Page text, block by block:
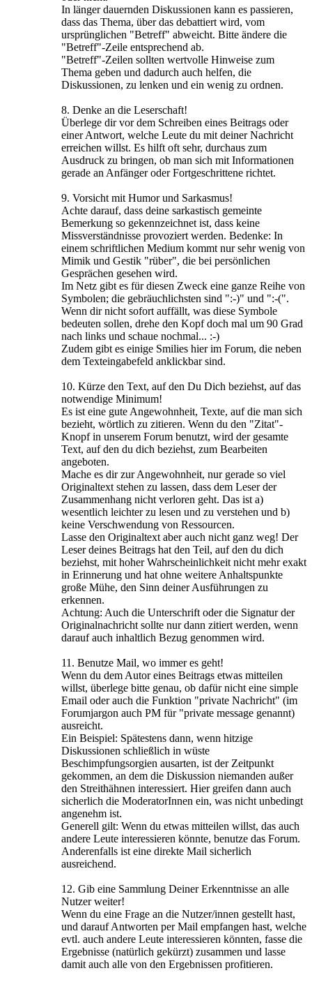
In länger dauernden Diskussionen kann es passieren,
dass das Thema, über das debattiert wird, vom
ursprünglichen "Betreff" abweicht. Bitte ändere die
"Betreff"-Zeile entsprechend ab.
"Betreff"-Zeilen sollten wertvolle Hinweise zum
Thema geben und dadurch auch helfen, die
Diskussionen, zu lenken und ein wenig zu ordnen.
8. Denke an die Leserschaft!
Überlege dir vor dem Schreiben eines Beitrags oder
einer Antwort, welche Leute du mit deiner Nachricht
erreichen willst. Es hilft oft sehr, durchaus zum
Ausdruck zu bringen, ob man sich mit Informationen
gerade an Anfänger oder Fortgeschrittene richtet.
9. Vorsicht mit Humor und Sarkasmus!
Achte darauf, dass deine sarkastisch gemeinte
Bemerkung so gekennzeichnet ist, dass keine
Missverständnisse provoziert werden. Bedenke: In
einem schriftlichen Medium kommt nur sehr wenig von
Mimik und Gestik "rüber", die bei persönlichen
Gesprächen gesehen wird.
Im Netz gibt es für diesen Zweck eine ganze Reihe von
Symbolen; die gebräuchlichsten sind ":-)" und ":-(".
Wenn dir nicht sofort auffällt, was diese Symbole
bedeuten sollen, drehe den Kopf doch mal um 90 Grad
nach links und schaue nochmal... :-)
Zudem gibt es einige Smilies hier im Forum, die neben
dem Texteingabefeld anklickbar sind.
10. Kürze den Text, auf den Du Dich beziehst, auf das
notwendige Minimum!
Es ist eine gute Angewohnheit, Texte, auf die man sich
bezieht, wörtlich zu zitieren. Wenn du den "Zitat"-
Knopf in unserem Forum benutzt, wird der gesamte
Text, auf den du dich beziehst, zum Bearbeiten
angeboten.
Mache es dir zur Angewohnheit, nur gerade so viel
Originaltext stehen zu lassen, dass dem Leser der
Zusammenhang nicht verloren geht. Das ist a)
wesentlich leichter zu lesen und zu verstehen und b)
keine Verschwendung von Ressourcen.
Lasse den Originaltext aber auch nicht ganz weg! Der
Leser deines Beitrags hat den Teil, auf den du dich
beziehst, mit hoher Wahrscheinlichkeit nicht mehr exakt
in Erinnerung und hat ohne weitere Anhaltspunkte
große Mühe, den Sinn deiner Ausführungen zu
erkennen.
Achtung: Auch die Unterschrift oder die Signatur der
Originalnachricht sollte nur dann zitiert werden, wenn
darauf auch inhaltlich Bezug genommen wird.
11. Benutze Mail, wo immer es geht!
Wenn du dem Autor eines Beitrags etwas mitteilen
willst, überlege bitte genau, ob dafür nicht eine simple
Email oder auch die Funktion "private Nachricht" (im
Forumjargon auch PM für "private message genannt)
ausreicht.
Ein Beispiel: Spätestens dann, wenn hitzige
Diskussionen schließlich in wüste
Beschimpfungsorgien ausarten, ist der Zeitpunkt
gekommen, an dem die Diskussion niemanden außer
den Streithähnen interessiert. Hier greifen dann auch
sicherlich die ModeratorInnen ein, was nicht unbedingt
angenehm ist.
Generell gilt: Wenn du etwas mitteilen willst, das auch
andere Leute interessieren könnte, benutze das Forum.
Anderenfalls ist eine direkte Mail sicherlich
ausreichend.
12. Gib eine Sammlung Deiner Erkenntnisse an alle
Nutzer weiter!
Wenn du eine Frage an die Nutzer/innen gestellt hast,
und darauf Antworten per Mail empfangen hast, welche
evtl. auch andere Leute interessieren könnten, fasse die
Ergebnisse (natürlich gekürzt) zusammen und lasse
damit auch alle von den Ergebnissen profitieren.